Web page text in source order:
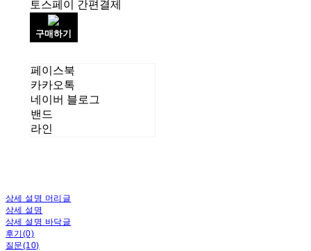
토스페이 간편결제
구매하기
페이스북
카카오톡
네이버 블로그
밴드
라인
상세 설명 머리글
상세 설명
상세 설명 바닥글
후기(0)
질문(10)